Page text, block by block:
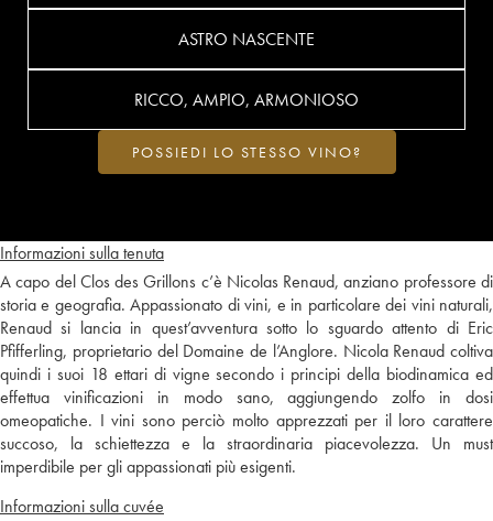
Informazioni sulla tenuta
A capo del Clos des Grillons c’è Nicolas Renaud, anziano professore di
storia e geografia. Appassionato di vini, e in particolare dei vini naturali,
Renaud si lancia in quest’avventura sotto lo sguardo attento di Eric
Pfifferling, proprietario del Domaine de l’Anglore. Nicola Renaud coltiva
quindi i suoi 18 ettari di vigne secondo i principi della biodinamica ed
effettua vinificazioni in modo sano, aggiungendo zolfo in dosi
omeopatiche. I vini sono perciò molto apprezzati per il loro carattere
succoso, la schiettezza e la straordinaria piacevolezza. Un must
imperdibile per gli appassionati più esigenti.
Informazioni sulla cuvée
ASTRO NASCENTE
RICCO, AMPIO, ARMONIOSO
POSSIEDI LO STESSO VINO?